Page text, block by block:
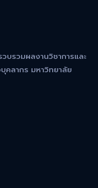
บรวมผลงานวิชาการและ
คลากร มหาวิทยาลัย